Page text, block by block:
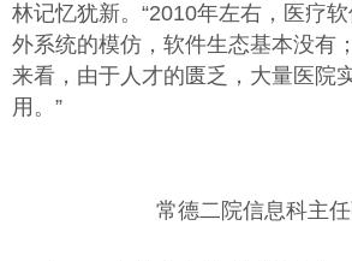
林记忆犹新。“2010年左右，医疗
外系统的模仿，软件生态基本没有
来看，由于人才的匮乏，大量医院
用。”
常德二院信息科主